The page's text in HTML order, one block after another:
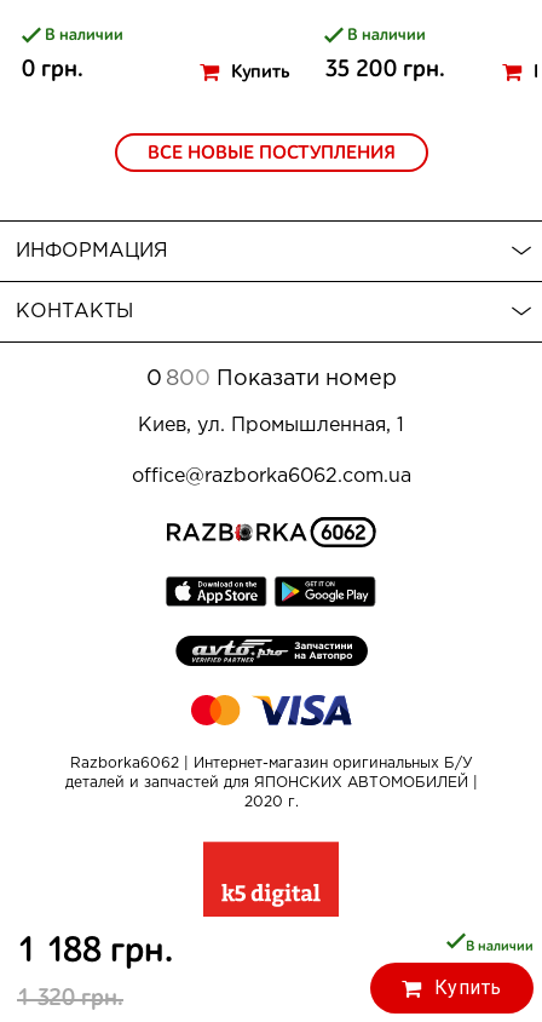
1 320 грн.
1 188 грн. В наличии
Купить
В наличии
0 грн. Купить
В наличии
35 200 грн.
ВСЕ НОВЫЕ ПОСТУПЛЕНИЯ
ИНФОРМАЦИЯ
КОНТАКТЫ
0 800 Показати номер
Киев, ул. Промышленная, 1
office@razborka6062.com.ua
Razborka6062 | Интернет-магазин оригинальных Б/У
деталей и запчастей для ЯПОНСКИХ АВТОМОБИЛЕЙ |
2020 г.